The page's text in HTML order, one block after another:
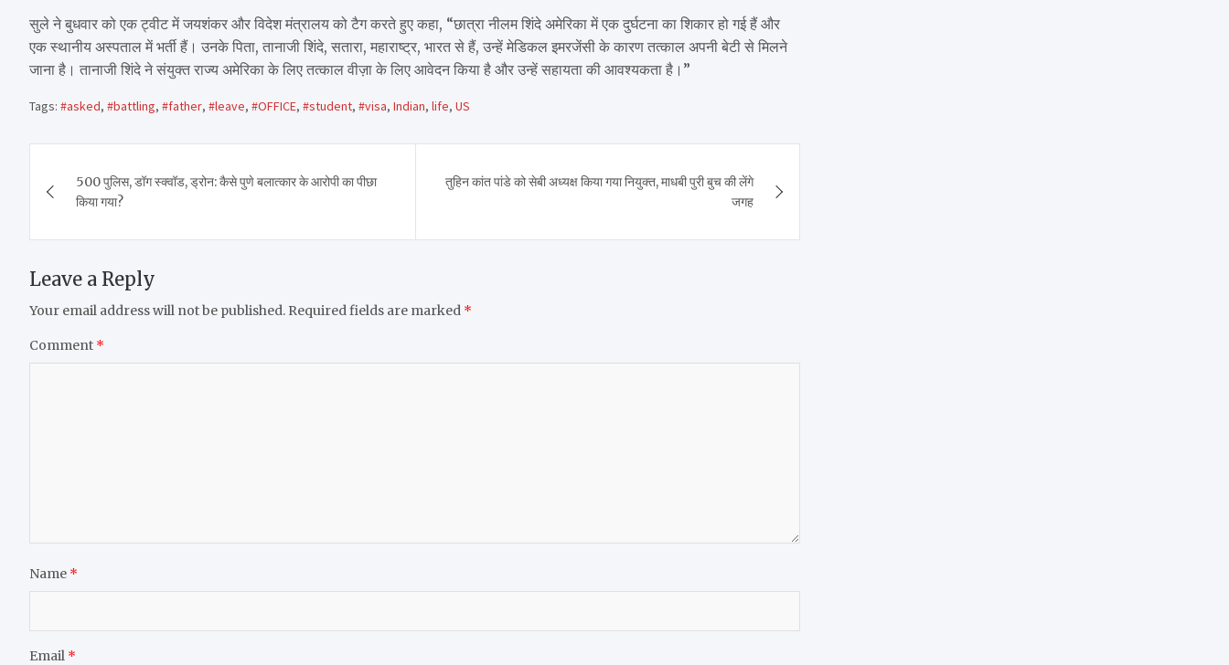
सुले ने बुधवार को एक ट्वीट में जयशंकर और विदेश मंत्रालय को टैग करते हुए कहा, “छात्रा नीलम शिंदे अमेरिका में एक दुर्घटना का शिकार हो गई हैं और
एक स्थानीय अस्पताल में भर्ती हैं। उनके पिता, तानाजी शिंदे, सतारा, महाराष्ट्र, भारत से हैं, उन्हें मेडिकल इमरजेंसी के कारण तत्काल अपनी बेटी से मिलने
जाना है। तानाजी शिंदे ने संयुक्त राज्य अमेरिका के लिए तत्काल वीज़ा के लिए आवेदन किया है और उन्हें सहायता की आवश्यकता है।”
Tags: #asked, #battling, #father, #leave, #OFFICE, #student, #visa, Indian, life, US
navigation
500 पुलिस, डॉग स्क्वॉड, ड्रोन: कैसे पुणे बलात्कार के आरोपी का पीछा
किया गया?
तुहिन कांत पांडे को सेबी अध्यक्ष किया गया नियुक्त, माधबी पुरी बुच की लेंगे
जगह
Leave a Reply
Your email address will not be published. Required fields are marked *
Comment *
Name *
Email *